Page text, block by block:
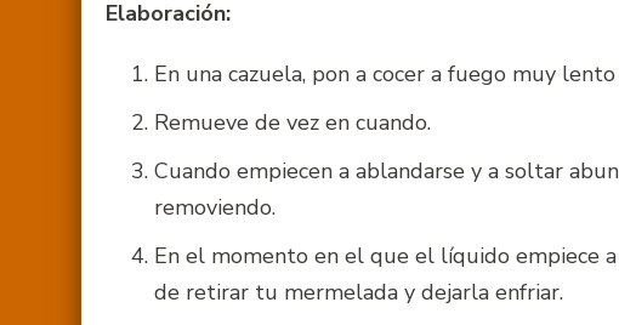
Elaboración:
En una cazuela, pon a cocer a fuego muy
Remueve de vez en cuando.
Cuando empiecen a ablandarse y a soltar
removiendo.
En el momento en el que el líquido empiece
de retirar tu mermelada y dejarla enfriar.